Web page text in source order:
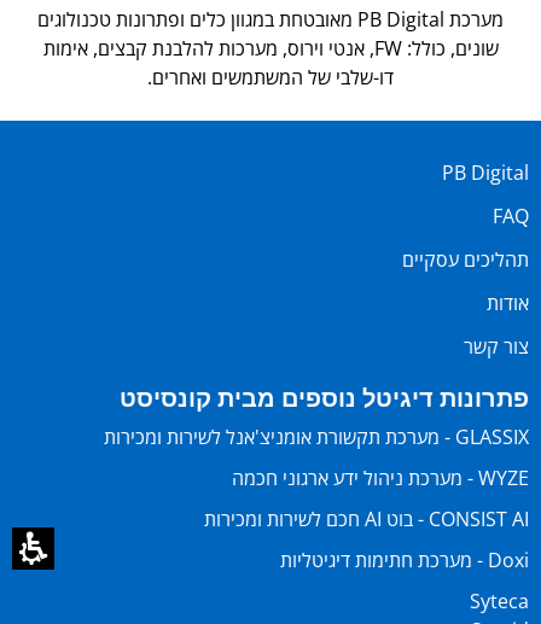
מערכת PB Digital מאובטחת במגוון כלים ופתרונות טכנולוגים
שונים, כולל: FW, אנטי וירוס, מערכות להלבנת קבצים, אימות
דו-שלבי של המשתמשים ואחרים.
PB Digital
FAQ
תהליכים עסקיים
אודות
צור קשר
פתרונות דיגיטל נוספים מבית קונסיסט
GLASSIX - מערכת תקשורת אומניצ'אנל לשירות ומכירות
WYZE - מערכת ניהול ידע ארגוני חכמה
CONSIST AI - בוט AI חכם לשירות ומכירות
Doxi - מערכת חתימות דיגיטליות
Syteca